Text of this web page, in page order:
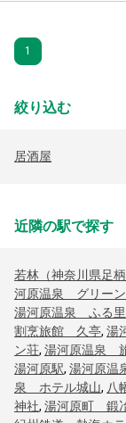
1
絞り込む
居酒屋
近隣の駅で探す
若林（神奈川県足
河原温泉 グリー
湯河原温泉 ふる
割烹旅館 久亭, 湯
ン荘, 湯河原温泉
湯河原駅, 湯河原
泉 ホテル城山, 八
神社, 湯河原町 鍛